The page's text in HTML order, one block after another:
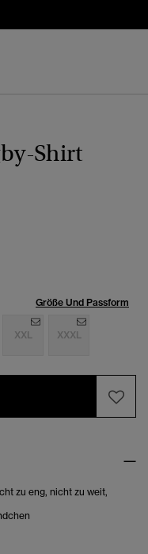
Shirt
Größe Und Passform
XXL XXXL
zu eng, nicht zu weit,